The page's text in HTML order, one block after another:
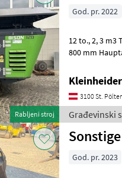
Rabljeni stroj
God. pr. 2022
12 to., 2, 3 m3 Trichterkapazität, Backenbrecheröffnung 680x400 mm,
800 mm
3100 St.
Građevinski
God. pr. 2023